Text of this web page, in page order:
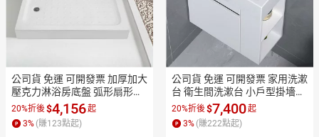
公司貨 免運 可開發票 加厚加大
壓克力淋浴房底盤 弧形扇形長
方形防水底盆 浴室防滑淋浴底
座 衛浴乾濕分離專用 防滲水易
清潔淋浴基座工廠現貨直銷 售
20%折後$4,156起
3% (賺123點起)
公司貨 免運 可開發票 家用洗漱
台 衛生間洗漱台 小戶型掛墻式
洗手盆櫃 衛生間陽臺墻角實木
吊櫃 一體陶瓷面盆洗漱台工廠
現貨直銷 售後保障 全館折扣 店
20%折後$7,400起
3% (賺222點起)